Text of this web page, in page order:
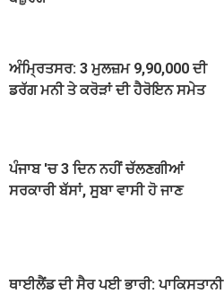
ਅੰਮ੍ਰਿਤਸਰ: 3 ਮੁਲਜ਼ਮ 9,90,000 ਦੀ
ਡਰੱਗ ਮਨੀ ਤੇ ਕਰੋੜਾਂ ਦੀ ਹੈਰੋਇਨ ਸਮੇਤ
ਪੰਜਾਬ 'ਚ 3 ਦਿਨ ਨਹੀਂ ਚੱਲਣਗੀਆਂ
ਸਰਕਾਰੀ ਬੱਸਾਂ, ਸੂਬਾ ਵਾਸੀ ਹੋ ਜਾਣ
ਥਾਈਲੈਂਡ ਦੀ ਸੈਰ ਪਈ ਭਾਰੀ: ਪਾਕਿਸਤਾਨੀ